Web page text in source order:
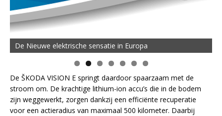
De Nieuwe elektrische sensatie in Europa
De ŠKODA VISION E springt daardoor spaarzaam met de
stroom om. De krachtige lithium-ion accu’s die in de bodem
zijn weggewerkt, zorgen dankzij een efficiënte recuperatie
voor een actieradius van maximaal 500 kilometer. Daarbij